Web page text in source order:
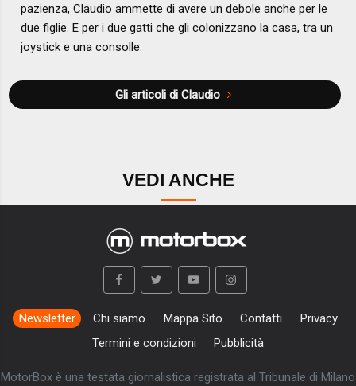
pazienza, Claudio ammette di avere un debole anche per le
due figlie. E per i due gatti che gli colonizzano la casa, tra un
joystick e una consolle.
Gli articoli di Claudio
VEDI ANCHE
Newsletter Chi siamo Mappa Sito Contatti
Privacy
Termini e condizioni
Pubblicità
MotorBox è una testata giornalistica registrata al Tribunale di Milano